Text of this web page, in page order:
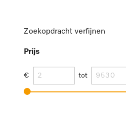
Zoekopdracht verfijnen
Prijs
€ tot